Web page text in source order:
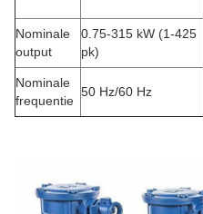
Nominale
output
0.75-315 kW (1-425
pk)
Nominale
frequentie
50 Hz/60 Hz